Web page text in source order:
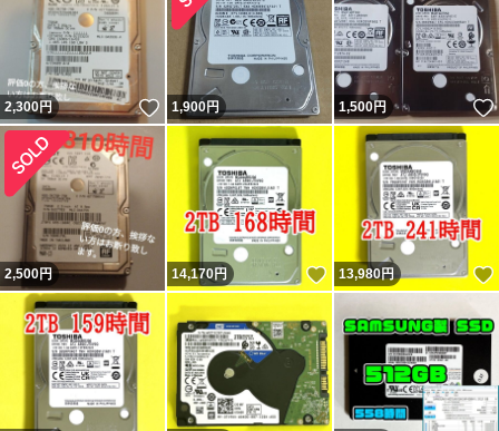
2,300円 いいね！
1,900円 1,500円
2,500円 14,170円 いいね！
13,980円